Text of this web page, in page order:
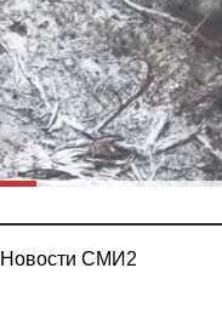
Новости СМИ2